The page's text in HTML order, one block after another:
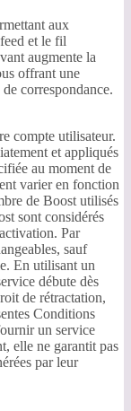
aux
et le fil
augmente la
offrant une
correspondance.
compte utilisateur.
et appliqués
au moment de
varier en fonction
de Boost utilisés
sont considérés
Par
sauf
En utilisant un
débute dès
de rétractation,
Conditions
un service
elle ne garantit pas
par leur